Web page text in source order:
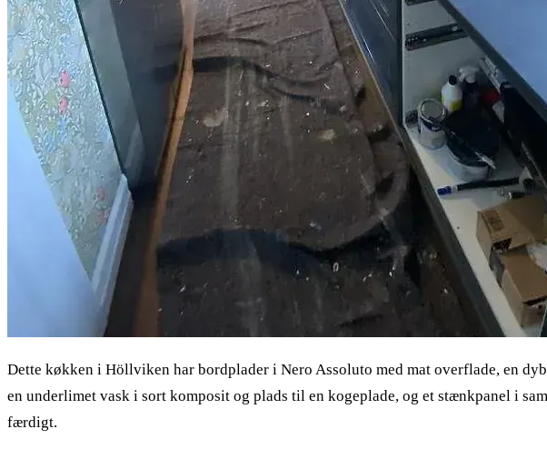
Dette køkken i Höllviken har bordplader i Nero Assoluto med mat overflade, en
en underlimet vask i sort komposit og plads til en kogeplade, og et stænkpanel i
færdigt.